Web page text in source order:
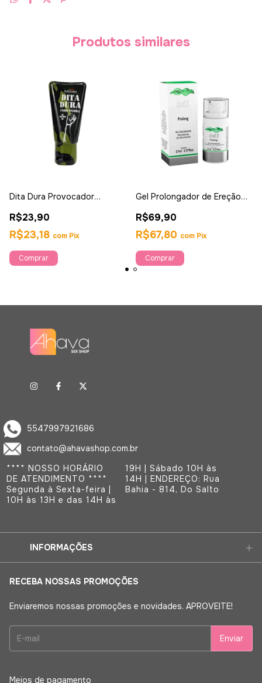
Produtos similares
Dita Dura Provocador
R$23,90
R$23,18 com Pix
Gel Prolongador de Ereção
R$69,90
R$67,80 com Pix
5547997921686
contato@ahavashop.com.br
**** NOSSO HORÁRIO
DE ATENDIMENTO ****
Segunda à Sexta-feira |
10H às 13H e das 14H às
19H | Sábado 10H às
14H | ENDEREÇO: Rua
Bahia - 814, Do Salto
INFORMAÇÕES
RECEBA NOSSAS PROMOÇÕES
Enviaremos nossas promoções e novidades. APROVEITE!
Meios de pagamento